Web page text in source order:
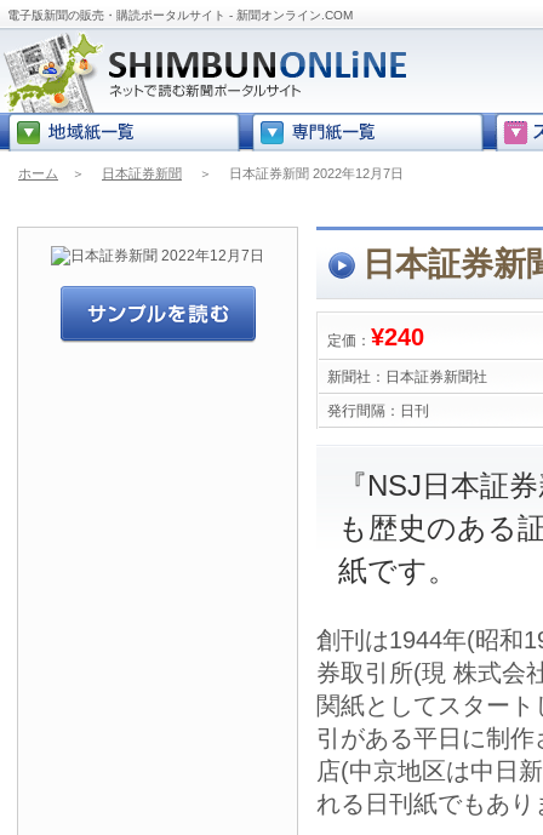
電子版新聞の販売・購読ポータルサイト - 新聞オンライン.COM
ホーム ＞ 日本証券新聞 ＞ 日本証券新聞 2022年12月7日
日本証券新
定価： ¥240
新聞社： 日本証券新聞社
発行間隔： 日刊
『NSJ日本証
も歴史のある
紙です。
創刊は1944年(昭和
券取引所(現 株式会
関紙としてスター
引がある平日に制
店(中京地区は中日
れる日刊紙でもあり